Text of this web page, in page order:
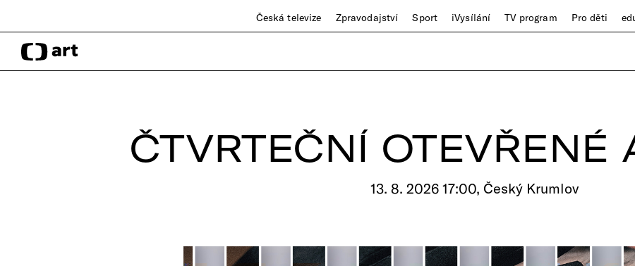
Česká televize Zpravodajství Sport iVysílání TV program Pro děti
ČTVRTEČNÍ OTEVŘENÉ
13. 8. 2026 17:00, Český Krumlov